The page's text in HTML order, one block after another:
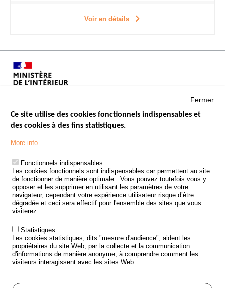
Voir en détails
Menu
Footer
LES SITES PUBLICS
ÉTAT DE L’INSÉCURITÉ ROUTIÈRE
TRAITEMENT DES DONNÉES PERSONNELLES DES ACCIDENTS DE
LA ROUTE
ETUDES ET RECHERCHES
APPEL À PROJETS
POLITIQUE DE SÉCURITÉ ROUTIÈRE
Outils
AGENDA
GLOSSAIRE
Fermer
Ce site utilise des cookies fonctionnels indispensables et
des cookies à des fins statistiques.
More info
Fonctionnels indispensables
Les cookies fonctionnels sont indispensables car permettent au site
de fonctionner de manière optimale . Vous pouvez toutefois vous y
opposer et les supprimer en utilisant les paramètres de votre
navigateur, cependant votre expérience utilisateur risque d’être
dégradée et ceci sera effectif pour l'ensemble des sites que vous
visiterez.
Statistiques
Les cookies statistiques, dits "mesure d'audience", aident les
propriétaires du site Web, par la collecte et la communication
d'informations de manière anonyme, à comprendre comment les
visiteurs interagissent avec les sites Web.